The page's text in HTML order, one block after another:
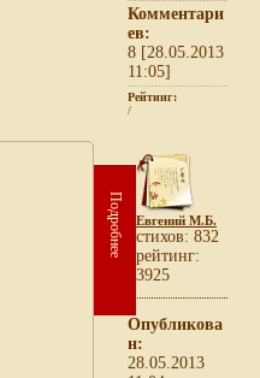
Комментари
ев:
8 [28.05.2013
11:05]
Рейтинг:
/
Подробнее Евгений М.Б.
cтихов: 832
рейтинг:
3925
Опубликова
н:
28.05.2013